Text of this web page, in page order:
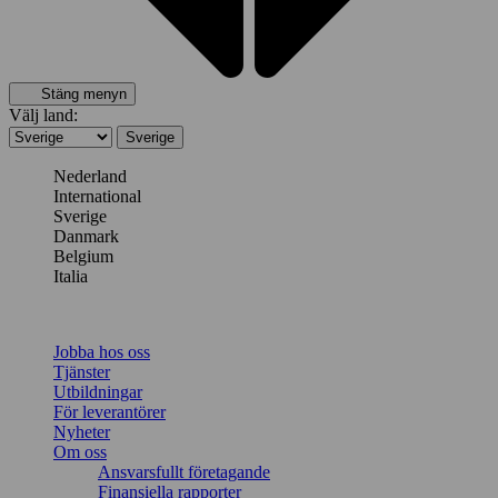
Stäng menyn
Välj land:
Sverige
Nederland
International
Sverige
Danmark
Belgium
Italia
Jobba hos oss
Tjänster
Utbildningar
För leverantörer
Nyheter
Om oss
Ansvarsfullt företagande
Finansiella rapporter